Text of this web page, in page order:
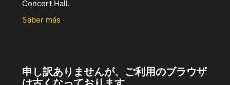
Concert Hall.
Saber más
申し訳ありませんが、ご利用のブラウザ